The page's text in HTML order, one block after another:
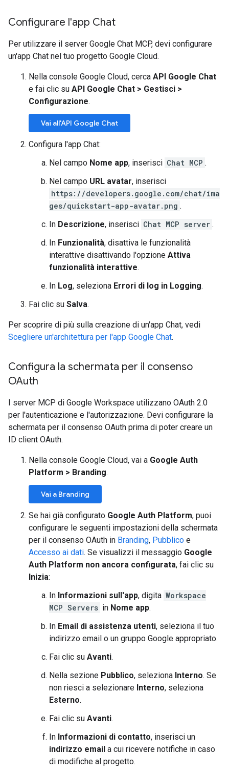
Configurare l'app Chat
Per utilizzare il server Google Chat MCP, devi configurare
un'app Chat nel tuo progetto Google Cloud.
Nella console Google Cloud, cerca API Google Chat
e fai clic su API Google Chat > Gestisci >
Configurazione.
Vai all'API Google Chat
Configura l'app Chat:
Nel campo Nome app, inserisci Chat MCP .
Nel campo URL avatar, inserisci
https://developers.google.com/chat/ima
ges/quickstart-app-avatar.png .
In Descrizione, inserisci Chat MCP server .
In Funzionalità, disattiva le funzionalità
interattive disattivando l'opzione Attiva
funzionalità interattive.
In Log, seleziona Errori di log in Logging.
Fai clic su Salva.
Per scoprire di più sulla creazione di un'app Chat, vedi
Scegliere un'architettura per l'app Google Chat.
Configura la schermata per il consenso
OAuth
I server MCP di Google Workspace utilizzano OAuth 2.0
per l'autenticazione e l'autorizzazione. Devi configurare la
schermata per il consenso OAuth prima di poter creare un
ID client OAuth.
Nella console Google Cloud, vai a Google Auth
Platform > Branding.
Vai a Branding
Se hai già configurato Google Auth Platform, puoi
configurare le seguenti impostazioni della schermata
per il consenso OAuth in Branding, Pubblico e
Accesso ai dati. Se visualizzi il messaggio Google
Auth Platform non ancora configurata, fai clic su
Inizia:
In Informazioni sull'app, digita Workspace
MCP Servers in Nome app.
In Email di assistenza utenti, seleziona il tuo
indirizzo email o un gruppo Google appropriato.
Fai clic su Avanti.
Nella sezione Pubblico, seleziona Interno. Se
non riesci a selezionare Interno, seleziona
Esterno.
Fai clic su Avanti.
In Informazioni di contatto, inserisci un
indirizzo email a cui ricevere notifiche in caso
di modifiche al progetto.